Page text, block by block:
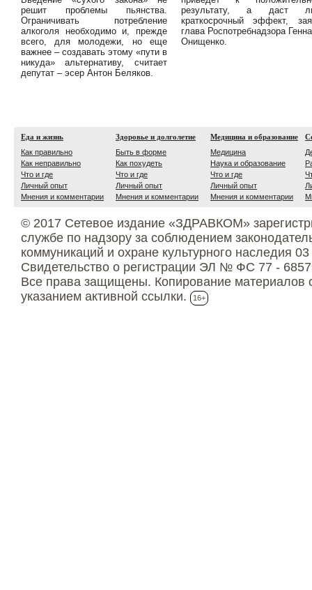
решит проблемы пьянства.
Ограничивать потребление
алкоголя необходимо и, прежде
всего, для молодежи, но еще
важнее – создавать этому «пути в
никуда» альтернативу, считает
депутат – эсер Антон Беляков.
результату, а даст
краткосрочный эффект,
глава Роспотребнадзора
Онищенко.
Еда и жизнь
Как правильно
Как неправильно
Что и где
Личный опыт
Мнения и комментарии
Здоровье и долголетие
Быть в форме
Как похудеть
Что и где
Личный опыт
Мнения и комментарии
Медицина и образование
Медицина
Наука и образование
Что и где
Личный опыт
Мнения и комментарии
© 2017 Сетевое издание «ЗДРАВКОМ»
службе по надзору за соблюдением
коммуникаций и охране культурного наследия
Свидетельство о регистрации ЭЛ № ФС 77 -
Все права защищены. Копирование материалов
указанием активной ссылки.
16+